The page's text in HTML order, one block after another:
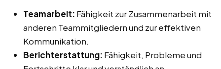
Teamarbeit: Fähigkeit zur Zusammenarbeit mit
anderen Teammitgliedern und zur effektiven
Kommunikation.
Berichterstattung: Fähigkeit, Probleme und